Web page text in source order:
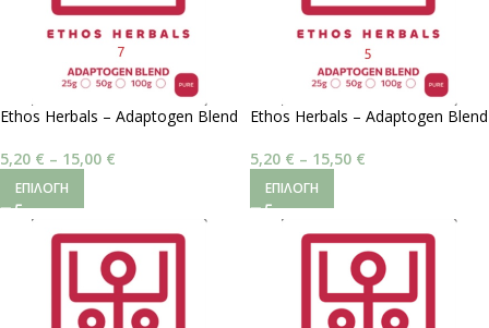
Ethos Herbals – Adaptogen Blend
5,20 € – 15,00 €
ΕΠΙΛΟΓΉ
Ethos Herbals – Adaptogen Blend
5,20 € – 15,50 €
ΕΠΙΛΟΓΉ